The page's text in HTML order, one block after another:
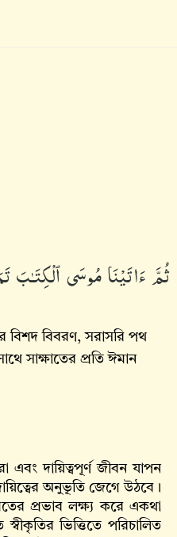
ثُمَّ ءَاتَيْنَا مُوسَى
বিশদ বিবরণ, সরাসরি পথ
সাক্ষাতের প্রতি ঈমান
দায়িত্বপূর্ণ জীবন যাপন
অনুভূতি জেগে উঠবে।
প্রভাব লক্ষ্য করে একথা
ভিত্তিতে পরিচালিত